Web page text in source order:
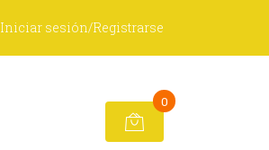
Iniciar sesión/Registrarse
0